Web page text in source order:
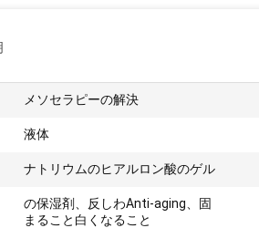
メソセラピーの解決
液体
ナトリウムのヒアルロン酸のゲル
の保湿剤、反しわAnti-aging、固
まること白くなること